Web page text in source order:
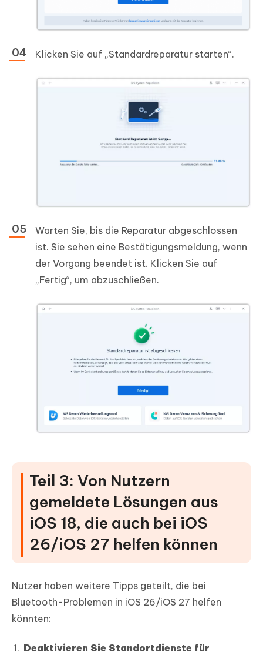
Klicken Sie auf „Standardreparatur starten“.
Warten Sie, bis die Reparatur abgeschlossen
ist. Sie sehen eine Bestätigungsmeldung, wenn
der Vorgang beendet ist. Klicken Sie auf
„Fertig“, um abzuschließen.
Teil 3: Von Nutzern
gemeldete Lösungen aus
iOS 18, die auch bei iOS
26/iOS 27 helfen können
Nutzer haben weitere Tipps geteilt, die bei
Bluetooth-Problemen in iOS 26/iOS 27 helfen
könnten:
Deaktivieren Sie Standortdienste für